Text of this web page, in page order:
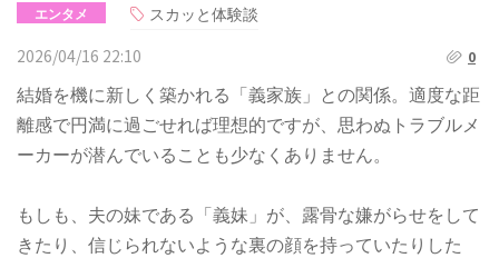
エンタメ
スカッと体験談
2026/04/16 22:10
0
結婚を機に新しく築かれる「義家族」との関係。適度な距
離感で円満に過ごせれば理想的ですが、思わぬトラブルメ
ーカーが潜んでいることも少なくありません。
もしも、夫の妹である「義妹」が、露骨な嫌がらせをして
きたり、信じられないような裏の顔を持っていたりした